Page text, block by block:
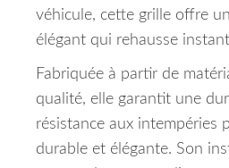
véhicule, cette grille offre
élégant qui rehausse
Fabriquée à partir de
qualité, elle garantit une
résistance aux intempéries
durable et élégante. Son